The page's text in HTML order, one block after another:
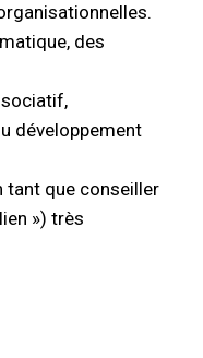
des
développement
tant que conseiller
») très